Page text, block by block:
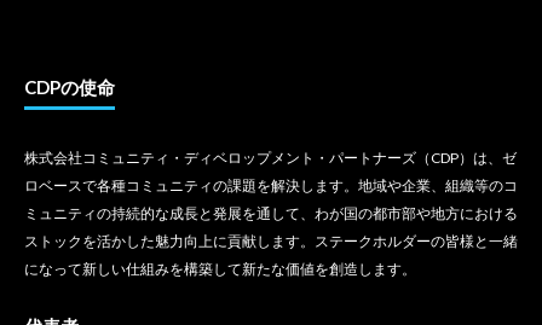
CDPの使命
株式会社コミュニティ・ディベロップメント・パートナーズ（CDP）は、ゼ
ロベースで各種コミュニティの課題を解決します。地域や企業、組織等のコ
ミュニティの持続的な成長と発展を通して、わが国の都市部や地方における
ストックを活かした魅力向上に貢献します。ステークホルダーの皆様と一緒
になって新しい仕組みを構築して新たな価値を創造します。